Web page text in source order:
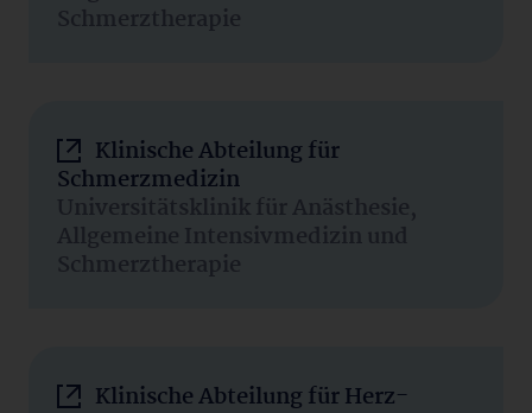
Schmerztherapie
Klinische Abteilung für
Schmerzmedizin
Universitätsklinik für Anästhesie,
Allgemeine Intensivmedizin und
Schmerztherapie
Klinische Abteilung für Herz-